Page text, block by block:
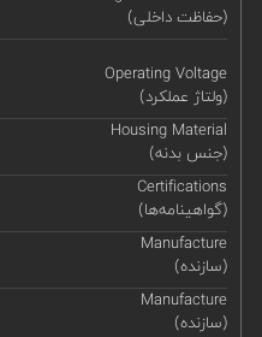
(حفاظت داخلی)
Operating Voltage
(ولتاژ عملکرد)
Housing Material
(جنس بدنه)
Certifications
(گواهینامه‌ها)
Manufacture
(سازنده)
Manufacture
(سازنده)